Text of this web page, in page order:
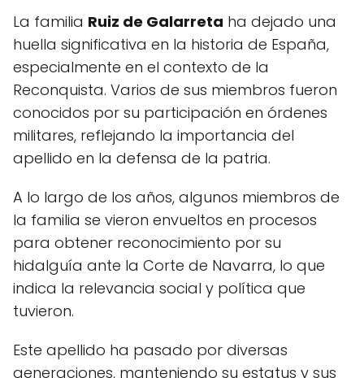
La familia Ruiz de Galarreta ha dejado una
huella significativa en la historia de España,
especialmente en el contexto de la
Reconquista. Varios de sus miembros fueron
conocidos por su participación en órdenes
militares, reflejando la importancia del
apellido en la defensa de la patria.
A lo largo de los años, algunos miembros de
la familia se vieron envueltos en procesos
para obtener reconocimiento por su
hidalguía ante la Corte de Navarra, lo que
indica la relevancia social y política que
tuvieron.
Este apellido ha pasado por diversas
generaciones, manteniendo su estatus y sus